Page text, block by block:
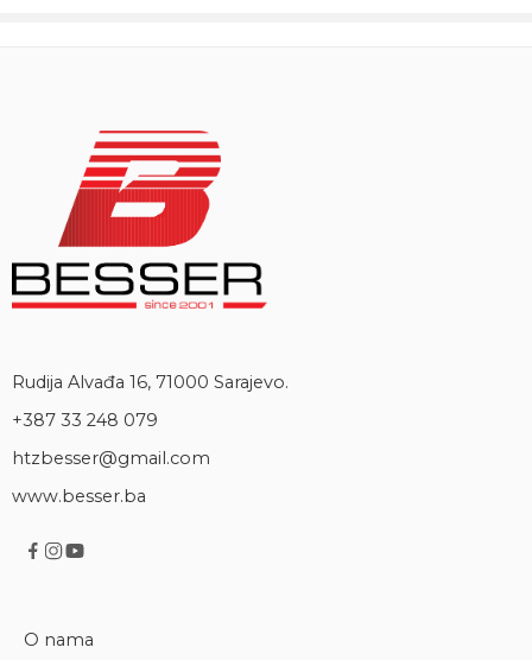
Rudija Alvađa 16, 71000 Sarajevo.
+387 33 248 079
htzbesser@gmail.com
www.besser.ba
O nama